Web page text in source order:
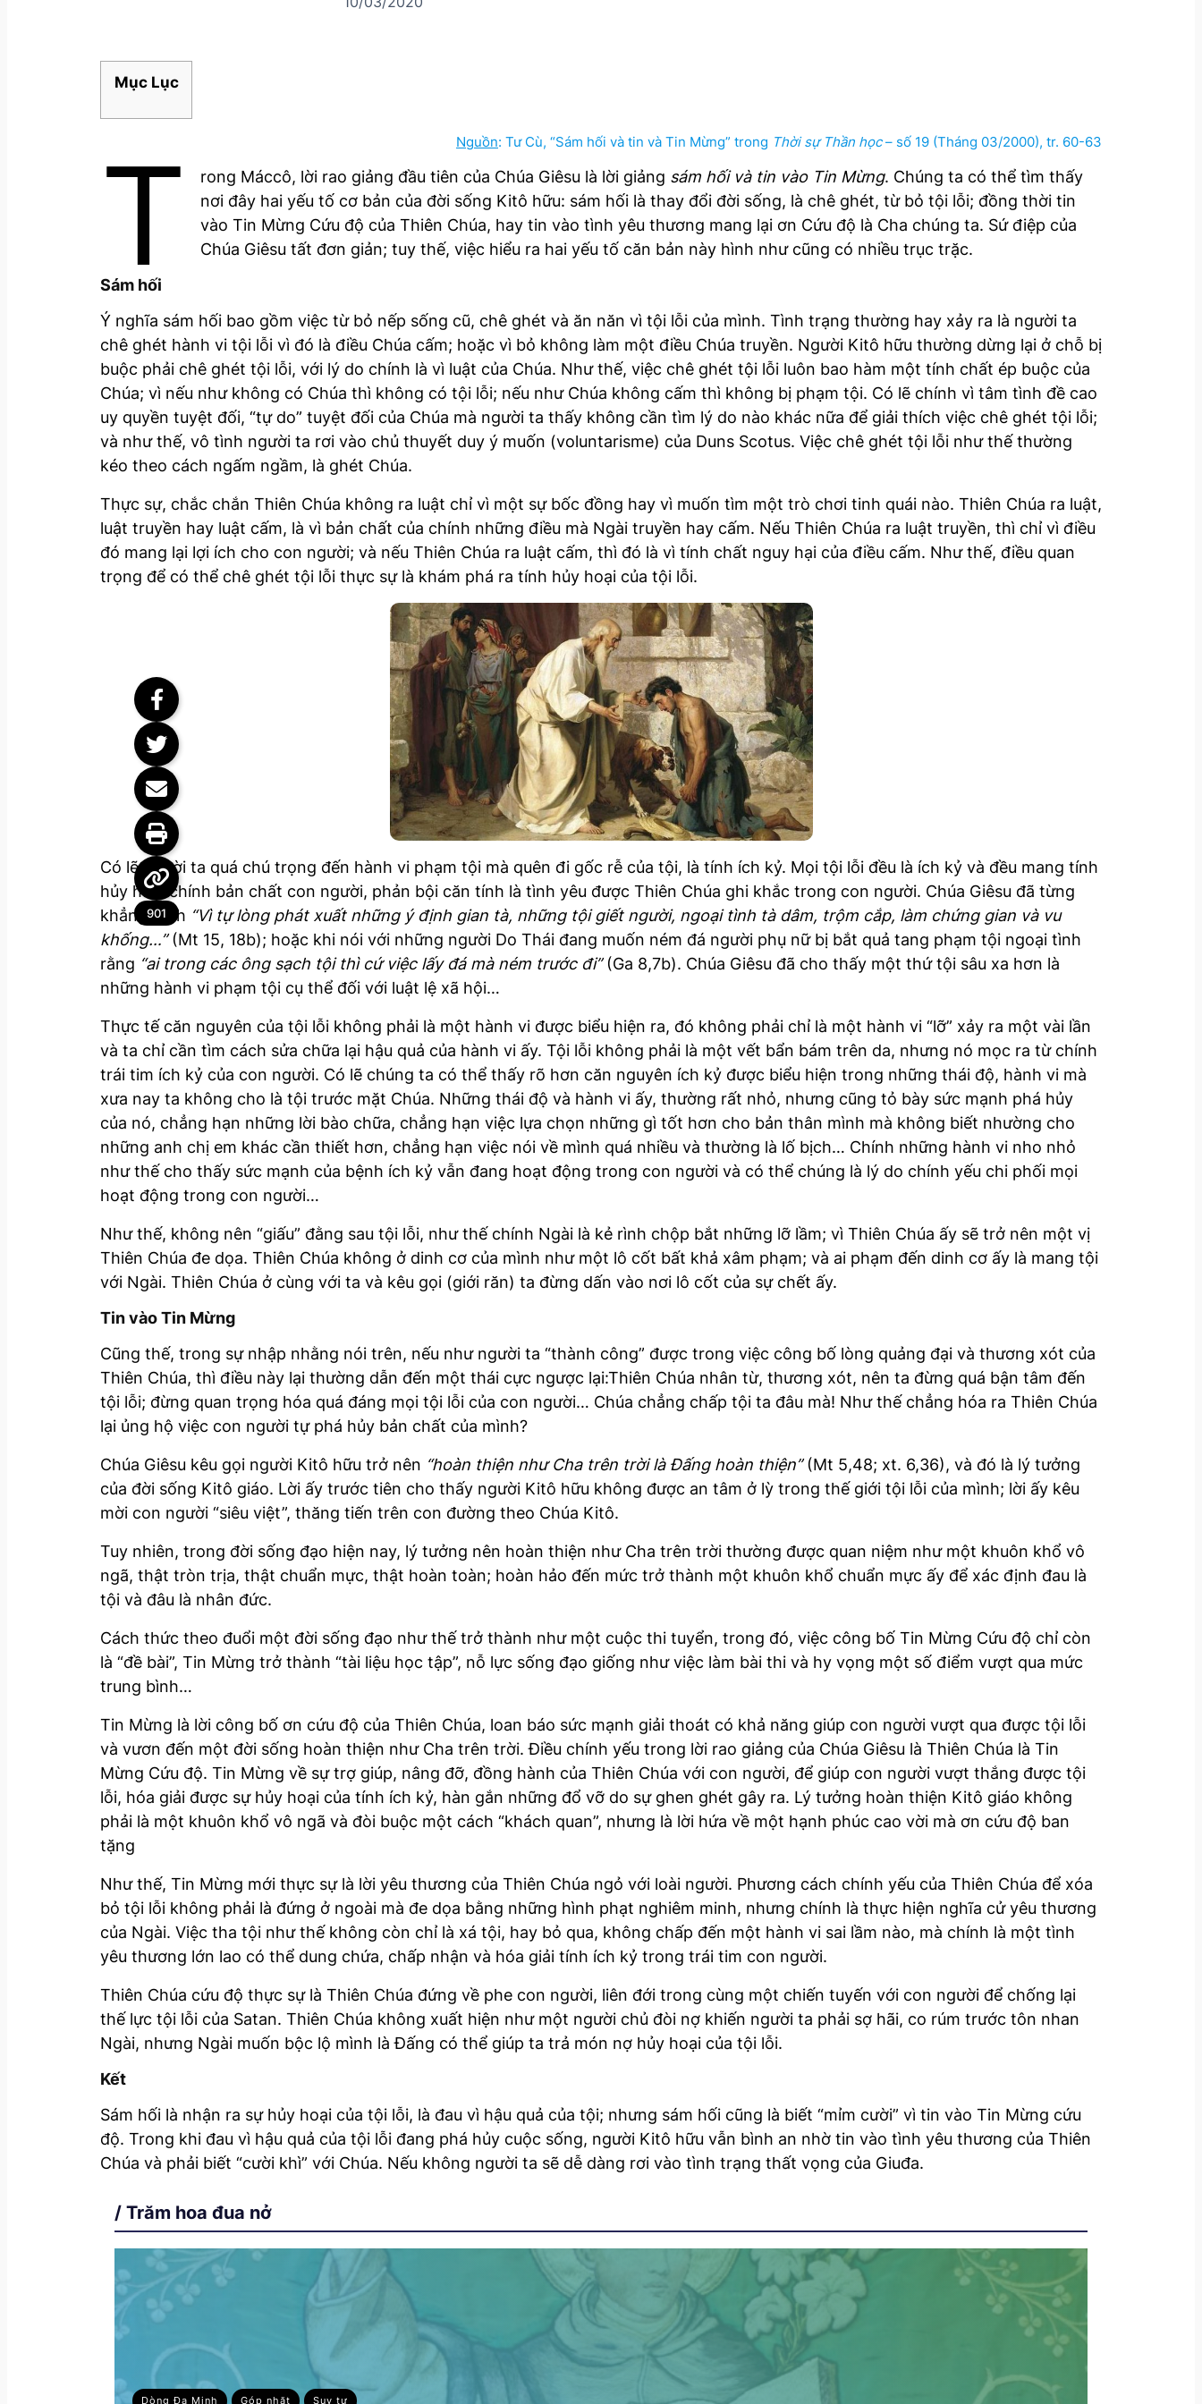
Mục Lục
Nguồn: Tư Cù, “Sám hối và tin và Tin Mừng” trong Thời sự Thần học– số 19 (Tháng 03/2000), tr. 60-63
T rong Máccô, lời rao giảng đầu tiên của Chúa Giêsu là lời giảng sám hối và tin vào Tin Mừng. Chúng ta có thể tìm thấy
nơi đây hai yếu tố cơ bản của đời sống Kitô hữu: sám hối là thay đổi đời sống, là chê ghét, từ bỏ tội lỗi; đồng thời tin
vào Tin Mừng Cứu độ của Thiên Chúa, hay tin vào tình yêu thương mang lại ơn Cứu độ là Cha chúng ta. Sứ điệp của
Chúa Giêsu tất đơn giản; tuy thế, việc hiểu ra hai yếu tố căn bản này hình như cũng có nhiều trục trặc.
Sám hối
Ý nghĩa sám hối bao gồm việc từ bỏ nếp sống cũ, chê ghét và ăn năn vì tội lỗi của mình. Tình trạng thường hay xảy ra là người ta
chê ghét hành vi tội lỗi vì đó là điều Chúa cấm; hoặc vì bỏ không làm một điều Chúa truyền. Người Kitô hữu thường dừng lại ở chỗ bị
buộc phải chê ghét tội lỗi, với lý do chính là vì luật của Chúa. Như thế, việc chê ghét tội lỗi luôn bao hàm một tính chất ép buộc của
Chúa; vì nếu như không có Chúa thì không có tội lỗi; nếu như Chúa không cấm thì không bị phạm tội. Có lẽ chính vì tâm tình đề cao
uy quyền tuyệt đối, “tự do” tuyệt đối của Chúa mà người ta thấy không cần tìm lý do nào khác nữa để giải thích việc chê ghét tội lỗi;
và như thế, vô tình người ta rơi vào chủ thuyết duy ý muốn (voluntarisme) của Duns Scotus. Việc chê ghét tội lỗi như thế thường
kéo theo cách ngấm ngầm, là ghét Chúa.
Thực sự, chắc chắn Thiên Chúa không ra luật chỉ vì một sự bốc đồng hay vì muốn tìm một trò chơi tinh quái nào. Thiên Chúa ra luật,
luật truyền hay luật cấm, là vì bản chất của chính những điều mà Ngài truyền hay cấm. Nếu Thiên Chúa ra luật truyền, thì chỉ vì điều
đó mang lại lợi ích cho con người; và nếu Thiên Chúa ra luật cấm, thì đó là vì tính chất nguy hại của điều cấm. Như thế, điều quan
trọng để có thể chê ghét tội lỗi thực sự là khám phá ra tính hủy hoại của tội lỗi.
Có lẽ người ta quá chú trọng đến hành vi phạm tội mà quên đi gốc rễ của tội, là tính ích kỷ. Mọi tội lỗi đều là ích kỷ và đều mang tính
hủy hoại chính bản chất con người, phản bội căn tính là tình yêu được Thiên Chúa ghi khắc trong con người. Chúa Giêsu đã từng
khẳng định “Vì tự lòng phát xuất những ý định gian tà, những tội giết người, ngoại tình tà dâm, trộm cắp, làm chứng gian và vu
khống…”(Mt 15, 18b); hoặc khi nói với những người Do Thái đang muốn ném đá người phụ nữ bị bắt quả tang phạm tội ngoại tình
rằng “ai trong các ông sạch tội thì cứ việc lấy đá mà ném trước đi”(Ga 8,7b). Chúa Giêsu đã cho thấy một thứ tội sâu xa hơn là
những hành vi phạm tội cụ thể đối với luật lệ xã hội…
Thực tế căn nguyên của tội lỗi không phải là một hành vi được biểu hiện ra, đó không phải chỉ là một hành vi “lỡ” xảy ra một vài lần
và ta chỉ cần tìm cách sửa chữa lại hậu quả của hành vi ấy. Tội lỗi không phải là một vết bẩn bám trên da, nhưng nó mọc ra từ chính
trái tim ích kỷ của con người. Có lẽ chúng ta có thể thấy rõ hơn căn nguyên ích kỷ được biểu hiện trong những thái độ, hành vi mà
xưa nay ta không cho là tội trước mặt Chúa. Những thái độ và hành vi ấy, thường rất nhỏ, nhưng cũng tỏ bày sức mạnh phá hủy
của nó, chẳng hạn những lời bào chữa, chẳng hạn việc lựa chọn những gì tốt hơn cho bản thân mình mà không biết nhường cho
những anh chị em khác cần thiết hơn, chẳng hạn việc nói về mình quá nhiều và thường là lố bịch… Chính những hành vi nho nhỏ
như thế cho thấy sức mạnh của bệnh ích kỷ vẫn đang hoạt động trong con người và có thể chúng là lý do chính yếu chi phối mọi
hoạt động trong con người…
Như thế, không nên “giấu” đằng sau tội lỗi, như thế chính Ngài là kẻ rình chộp bắt những lỡ lầm; vì Thiên Chúa ấy sẽ trở nên một vị
Thiên Chúa đe dọa. Thiên Chúa không ở dinh cơ của mình như một lô cốt bất khả xâm phạm; và ai phạm đến dinh cơ ấy là mang tội
với Ngài. Thiên Chúa ở cùng với ta và kêu gọi (giới răn) ta đừng dấn vào nơi lô cốt của sự chết ấy.
Tin vào Tin Mừng
Cũng thế, trong sự nhập nhằng nói trên, nếu như người ta “thành công” được trong việc công bố lòng quảng đại và thương xót của
Thiên Chúa, thì điều này lại thường dẫn đến một thái cực ngược lại:Thiên Chúa nhân từ, thương xót, nên ta đừng quá bận tâm đến
tội lỗi; đừng quan trọng hóa quá đáng mọi tội lỗi của con người… Chúa chẳng chấp tội ta đâu mà! Như thế chẳng hóa ra Thiên Chúa
lại ủng hộ việc con người tự phá hủy bản chất của mình?
Chúa Giêsu kêu gọi người Kitô hữu trở nên “hoàn thiện như Cha trên trời là Đấng hoàn thiện”(Mt 5,48; xt. 6,36), và đó là lý tưởng
của đời sống Kitô giáo. Lời ấy trước tiên cho thấy người Kitô hữu không được an tâm ở lỳ trong thế giới tội lỗi của mình; lời ấy kêu
mời con người “siêu việt”, thăng tiến trên con đường theo Chúa Kitô.
Tuy nhiên, trong đời sống đạo hiện nay, lý tưởng nên hoàn thiện như Cha trên trời thường được quan niệm như một khuôn khổ vô
ngã, thật tròn trịa, thật chuẩn mực, thật hoàn toàn; hoàn hảo đến mức trở thành một khuôn khổ chuẩn mực ấy để xác định đau là
tội và đâu là nhân đức.
Cách thức theo đuổi một đời sống đạo như thế trở thành như một cuộc thi tuyển, trong đó, việc công bố Tin Mừng Cứu độ chỉ còn
là “đề bài”, Tin Mừng trở thành “tài liệu học tập”, nỗ lực sống đạo giống như việc làm bài thi và hy vọng một số điểm vượt qua mức
trung bình…
Tin Mừng là lời công bố ơn cứu độ của Thiên Chúa, loan báo sức mạnh giải thoát có khả năng giúp con người vượt qua được tội lỗi
và vươn đến một đời sống hoàn thiện như Cha trên trời. Điều chính yếu trong lời rao giảng của Chúa Giêsu là Thiên Chúa là Tin
Mừng Cứu độ. Tin Mừng về sự trợ giúp, nâng đỡ, đồng hành của Thiên Chúa với con người, để giúp con người vượt thắng được tội
lỗi, hóa giải được sự hủy hoại của tính ích kỷ, hàn gắn những đổ vỡ do sự ghen ghét gây ra. Lý tưởng hoàn thiện Kitô giáo không
phải là một khuôn khổ vô ngã và đòi buộc một cách “khách quan”, nhưng là lời hứa về một hạnh phúc cao vời mà ơn cứu độ ban
tặng
Như thế, Tin Mừng mới thực sự là lời yêu thương của Thiên Chúa ngỏ với loài người. Phương cách chính yếu của Thiên Chúa để xóa
bỏ tội lỗi không phải là đứng ở ngoài mà đe dọa bằng những hình phạt nghiêm minh, nhưng chính là thực hiện nghĩa cử yêu thương
của Ngài. Việc tha tội như thế không còn chỉ là xá tội, hay bỏ qua, không chấp đến một hành vi sai lầm nào, mà chính là một tình
yêu thương lớn lao có thể dung chứa, chấp nhận và hóa giải tính ích kỷ trong trái tim con người.
Thiên Chúa cứu độ thực sự là Thiên Chúa đứng về phe con người, liên đới trong cùng một chiến tuyến với con người để chống lại
thế lực tội lỗi của Satan. Thiên Chúa không xuất hiện như một người chủ đòi nợ khiến người ta phải sợ hãi, co rúm trước tôn nhan
Ngài, nhưng Ngài muốn bộc lộ mình là Đấng có thể giúp ta trả món nợ hủy hoại của tội lỗi.
Kết
Sám hối là nhận ra sự hủy hoại của tội lỗi, là đau vì hậu quả của tội; nhưng sám hối cũng là biết “mỉm cười” vì tin vào Tin Mừng cứu
độ. Trong khi đau vì hậu quả của tội lỗi đang phá hủy cuộc sống, người Kitô hữu vẫn bình an nhờ tin vào tình yêu thương của Thiên
Chúa và phải biết “cười khì” với Chúa. Nếu không người ta sẽ dễ dàng rơi vào tình trạng thất vọng của Giuđa.
/ Trăm hoa đua nở
Dòng Đa Minh Góp nhặt Suy tư
901